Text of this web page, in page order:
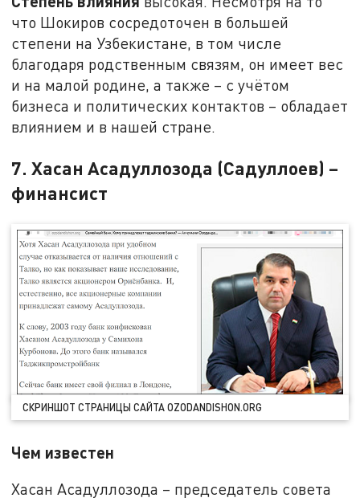
что Шокиров сосредоточен в большей
степени на Узбекистане, в том числе
благодаря родственным связям, он имеет вес
и на малой родине, а также – с учётом
бизнеса и политических контактов – обладает
влиянием и в нашей стране.
7. Хасан Асадуллозода (Садуллоев) –
финансист
СКРИНШОТ СТРАНИЦЫ САЙТА OZODANDISHON.ORG
Чем известен
Хасан Асадуллозода – председатель совета